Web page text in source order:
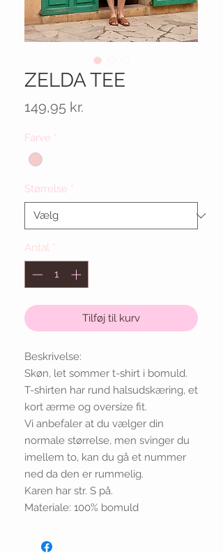
ZELDA TEE
149,95 kr.
Farve *
Størrelse *
Antal *
Tilføj til kurv
Beskrivelse:
Skøn, let sommer t-shirt i bomuld.
T-shirten har rund halsudskæring, et
kort ærme og oversize fit.
Vi anbefaler at du vælger din
normale størrelse, men svinger du
imellem to, kan du gå et nummer
ned da den er rummelig.
Karen har str. S på.
Materiale: 100% bomuld